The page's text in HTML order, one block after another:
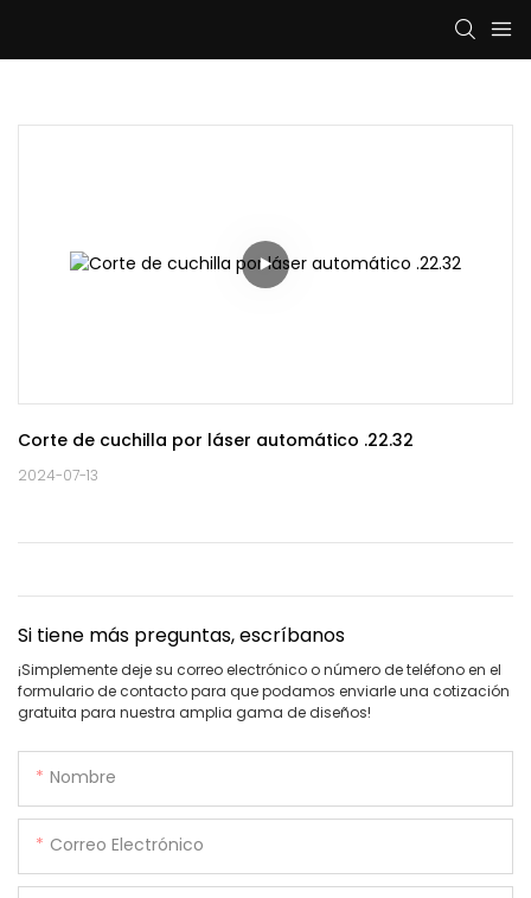
Corte de cuchilla por láser automático .22.32
2024-07-13
Si tiene más preguntas, escríbanos
¡Simplemente deje su correo electrónico o número de teléfono en el
formulario de contacto para que podamos enviarle una cotización
gratuita para nuestra amplia gama de diseños!
Nombre
Correo Electrónico